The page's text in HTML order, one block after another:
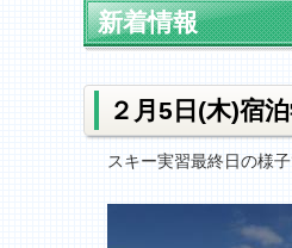
新着情報
２月5日(木)宿
スキー実習最終日の様子